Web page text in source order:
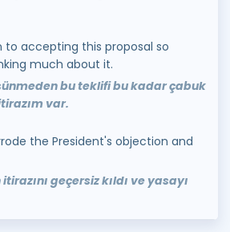
to accepting this proposal so
much about it.
bu teklifi bu kadar çabuk
var.
the President's objection and
geçersiz kıldı ve yasayı